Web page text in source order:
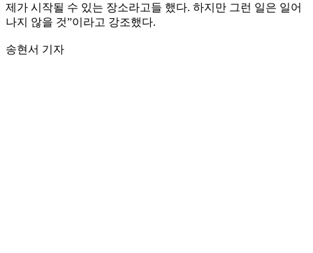
제가 시작될 수 있는 장소라고들 했다. 하지만 그런 일은 일어
나지 않을 것”이라고 강조했다.
송현서 기자